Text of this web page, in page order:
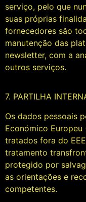
serviço, pelo que
suas próprias
fornecedores são
manutenção das
newsletter, com a
outros serviços.
7. PARTILHA
Os dados pessoais
Económico Europeu
tratados fora do
tratamento
protegido por
as orientações e
competentes.